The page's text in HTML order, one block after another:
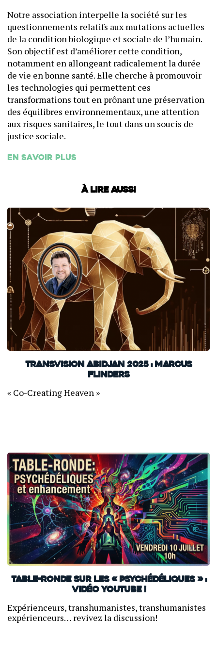
Notre association interpelle la société sur les
questionnements relatifs aux mutations actuelles
de la condition biologique et sociale de l’humain.
Son objectif est d’améliorer cette condition,
notamment en allongeant radicalement la durée
de vie en bonne santé. Elle cherche à promouvoir
les technologies qui permettent ces
transformations tout en prônant une préservation
des équilibres environnementaux, une attention
aux risques sanitaires, le tout dans un soucis de
justice sociale.
En savoir plus
À lire aussi
TransVision Abidjan 2025 : Marcus
Flinders
« Co-Creating Heaven »
Table-ronde sur les « psychédéliques » :
vidéo YouTube !
Expérienceurs, transhumanistes, transhumanistes
expérienceurs… revivez la discussion!